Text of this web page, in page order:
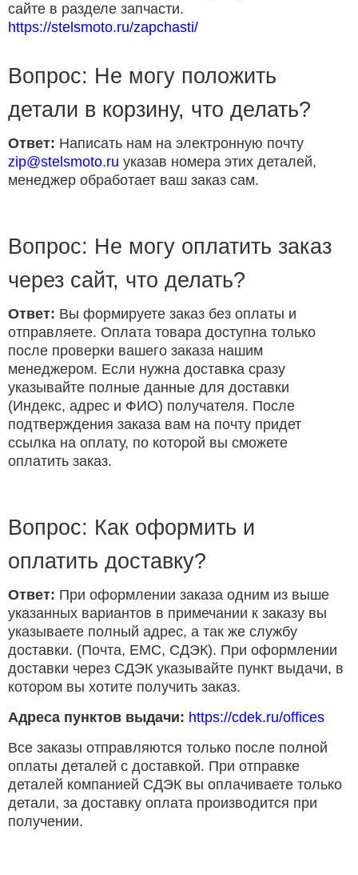
сайте в разделе запчасти.
https://stelsmoto.ru/zapchasti/
Вопрос: Не могу положить
детали в корзину, что делать?
Ответ: Написать нам на электронную почту
zip@stelsmoto.ru указав номера этих деталей,
менеджер обработает ваш заказ сам.
Вопрос: Не могу оплатить заказ
через сайт, что делать?
Ответ: Вы формируете заказ без оплаты и
отправляете. Оплата товара доступна только
после проверки вашего заказа нашим
менеджером. Если нужна доставка сразу
указывайте полные данные для доставки
(Индекс, адрес и ФИО) получателя. После
подтверждения заказа вам на почту придет
ссылка на оплату, по которой вы сможете
оплатить заказ.
Вопрос: Как оформить и
оплатить доставку?
Ответ: При оформлении заказа одним из выше
указанных вариантов в примечании к заказу вы
указываете полный адрес, а так же службу
доставки. (Почта, ЕМС, СДЭК). При оформлении
доставки через СДЭК указывайте пункт выдачи, в
котором вы хотите получить заказ.
Адреса пунктов выдачи: https://cdek.ru/offices
Все заказы отправляются только после полной
оплаты деталей с доставкой. При отправке
деталей компанией СДЭК вы оплачиваете только
детали, за доставку оплата производится при
получении.